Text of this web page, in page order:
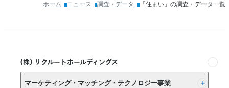
ホーム ニュース 調査・データ 「住まい」の調査・データ一覧
(株) リクルートホールディングス
マーケティング・マッチング・テクノロジー事業